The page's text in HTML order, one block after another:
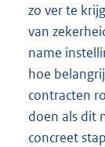
zo ver te
van
name
hoe
contracten
doen als dit
concreet